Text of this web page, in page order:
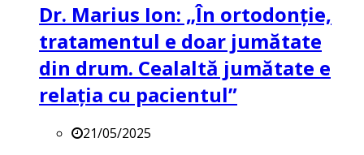
Dr. Marius Ion: „În ortodonție,
tratamentul e doar jumătate
din drum. Cealaltă jumătate e
relația cu pacientul”
21/05/2025